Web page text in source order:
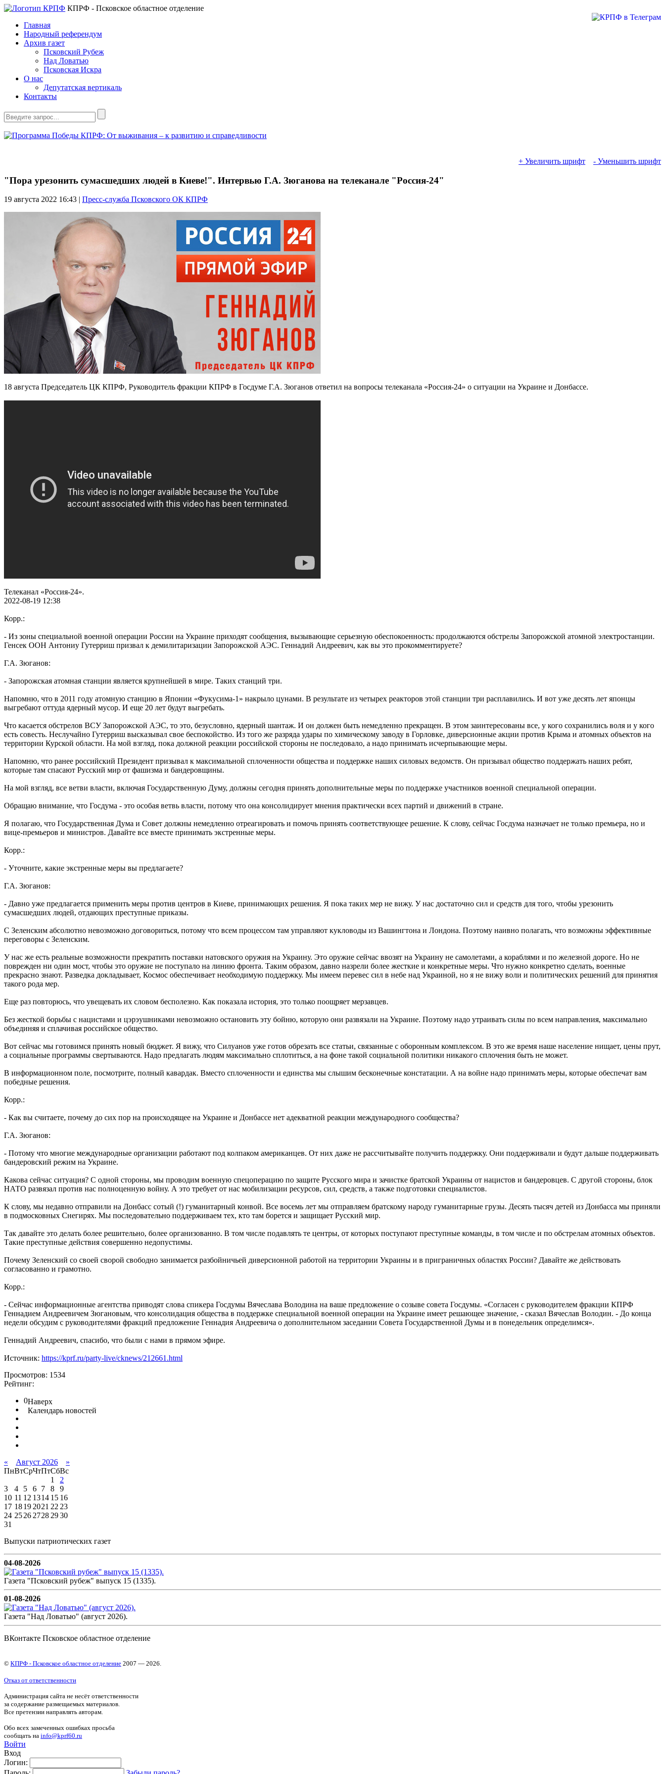
КПРФ - Псковское областное отделение
Главная
Народный референдум
Архив газет
Псковский Рубеж
Над Ловатью
Псковская Искра
О нас
Депутатская вертикаль
Контакты
+ Увеличить шрифт - Уменьшить шрифт
"Пора урезонить сумасшедших людей в Киеве!". Интервью Г.А. Зюганова на телеканале "Россия-24"
19 августа 2022 16:43 | Пресс-служба Псковского ОК КПРФ
18 августа Председатель ЦК КПРФ, Руководитель фракции КПРФ в Госдуме Г.А. Зюганов ответил на вопросы телеканала «Россия-24» о ситуации на Украине и Донбассе.
Телеканал «Россия-24».
2022-08-19 12:38
Корр.:
- Из зоны специальной военной операции России на Украине приходят сообщения, вызывающие серьезную обеспокоенность: продолжаются обстрелы Запорожской атомной электростанции.
Генсек ООН Антониу Гутерриш призвал к демилитаризации Запорожской АЭС. Геннадий Андреевич, как вы это прокомментируете?
Г.А. Зюганов:
- Запорожская атомная станции является крупнейшей в мире. Таких станций три.
Напомню, что в 2011 году атомную станцию в Японии «Фукусима-1» накрыло цунами. В результате из четырех реакторов этой станции три расплавились. И вот уже десять лет японцы
выгребают оттуда ядерный мусор. И еще 20 лет будут выгребать.
Что касается обстрелов ВСУ Запорожской АЭС, то это, безусловно, ядерный шантаж. И он должен быть немедленно прекращен. В этом заинтересованы все, у кого сохранились воля и у кого
есть совесть. Неслучайно Гутерриш высказывал свое беспокойство. Из того же разряда удары по химическому заводу в Горловке, диверсионные акции против Крыма и атомных объектов на
территории Курской области. На мой взгляд, пока должной реакции российской стороны не последовало, а надо принимать исчерпывающие меры.
Напомню, что ранее российский Президент призывал к максимальной сплоченности общества и поддержке наших силовых ведомств. Он призывал общество поддержать наших ребят,
которые там спасают Русский мир от фашизма и бандеровщины.
На мой взгляд, все ветви власти, включая Государственную Думу, должны сегодня принять дополнительные меры по поддержке участников военной специальной операции.
Обращаю внимание, что Госдума - это особая ветвь власти, потому что она консолидирует мнения практически всех партий и движений в стране.
Я полагаю, что Государственная Дума и Совет должны немедленно отреагировать и помочь принять соответствующее решение. К слову, сейчас Госдума назначает не только премьера, но и
вице-премьеров и министров. Давайте все вместе принимать экстренные меры.
Корр.:
- Уточните, какие экстренные меры вы предлагаете?
Г.А. Зюганов:
- Давно уже предлагается применить меры против центров в Киеве, принимающих решения. Я пока таких мер не вижу. У нас достаточно сил и средств для того, чтобы урезонить
сумасшедших людей, отдающих преступные приказы.
С Зеленским абсолютно невозможно договориться, потому что всем процессом там управляют кукловоды из Вашингтона и Лондона. Поэтому наивно полагать, что возможны эффективные
переговоры с Зеленским.
У нас же есть реальные возможности прекратить поставки натовского оружия на Украину. Это оружие сейчас ввозят на Украину не самолетами, а кораблями и по железной дороге. Но не
поврежден ни один мост, чтобы это оружие не поступало на линию фронта. Таким образом, давно назрели более жесткие и конкретные меры. Что нужно конкретно сделать, военные
прекрасно знают. Разведка докладывает, Космос обеспечивает необходимую поддержку. Мы имеем перевес сил в небе над Украиной, но я не вижу воли и политических решений для принятия
такого рода мер.
Еще раз повторюсь, что увещевать их словом бесполезно. Как показала история, это только поощряет мерзавцев.
Без жесткой борьбы с нацистами и цэрэушниками невозможно остановить эту бойню, которую они развязали на Украине. Поэтому надо утраивать силы по всем направления, максимально
объединяя и сплачивая российское общество.
Вот сейчас мы готовимся принять новый бюджет. Я вижу, что Силуанов уже готов обрезать все статьи, связанные с оборонным комплексом. В это же время наше население нищает, цены прут,
а социальные программы свертываются. Надо предлагать людям максимально сплотиться, а на фоне такой социальной политики никакого сплочения быть не может.
В информационном поле, посмотрите, полный кавардак. Вместо сплоченности и единства мы слышим бесконечные констатации. А на войне надо принимать меры, которые обеспечат вам
победные решения.
Корр.:
- Как вы считаете, почему до сих пор на происходящее на Украине и Донбассе нет адекватной реакции международного сообщества?
Г.А. Зюганов:
- Потому что многие международные организации работают под колпаком американцев. От них даже не рассчитывайте получить поддержку. Они поддерживали и будут дальше поддерживать
бандеровский режим на Украине.
Какова сейчас ситуация? С одной стороны, мы проводим военную спецоперацию по защите Русского мира и зачистке братской Украины от нацистов и бандеровцев. С другой стороны, блок
НАТО развязал против нас полноценную войну. А это требует от нас мобилизации ресурсов, сил, средств, а также подготовки специалистов.
К слову, мы недавно отправили на Донбасс сотый (!) гуманитарный конвой. Все восемь лет мы отправляем братскому народу гуманитарные грузы. Десять тысяч детей из Донбасса мы приняли
в подмосковных Снегирях. Мы последовательно поддерживаем тех, кто там борется и защищает Русский мир.
Так давайте это делать более решительно, более организованно. В том числе подавлять те центры, от которых поступают преступные команды, в том числе и по обстрелам атомных объектов.
Такие преступные действия совершенно недопустимы.
Почему Зеленский со своей сворой свободно занимается разбойничьей диверсионной работой на территории Украины и в приграничных областях России? Давайте же действовать
согласованно и грамотно.
Корр.:
- Сейчас информационные агентства приводят слова спикера Госдумы Вячеслава Володина на ваше предложение о созыве совета Госдумы. «Согласен с руководителем фракции КПРФ
Геннадием Андреевичем Зюгановым, что консолидация общества в поддержке специальной военной операции на Украине имеет решающее значение, - сказал Вячеслав Володин. - До конца
недели обсудим с руководителями фракций предложение Геннадия Андреевича о дополнительном заседании Совета Государственной Думы и в понедельник определимся».
Геннадий Андреевич, спасибо, что были с нами в прямом эфире.
Источник: https://kprf.ru/party-live/cknews/212661.html
Просмотров: 1534
Рейтинг:
0Наверх
Календарь новостей
« Август 2026
»
ПнВтСрЧтПтСбВс
1
2
3
4 5 6 7 8
9
10 11 12 1314 15 16
17 18192021 2223
24 252627282930
31
Выпуски патриотических газет
04-08-2026
Газета "Псковский рубеж" выпуск 15 (1335).
01-08-2026
Газета "Над Ловатью" (август 2026).
ВКонтакте Псковское областное отделение
© КПРФ - Псковское областное отделение 2007 — 2026.
Отказ от ответственности
Администрация сайта не несёт ответственности
за содержание размещаемых материалов.
Все претензии направлять авторам.
Обо всех замеченных ошибках просьба
сообщать на info@kprf60.ru
Войти
Вход
Логин: